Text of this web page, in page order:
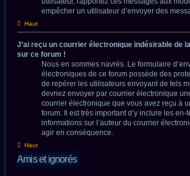
empêcher un utilisateur d’envoyer des
Haut
J’ai reçu un courrier électronique indésirable de
sur ce forum !
Nous en sommes navrés. Le formulaire
électroniques de ce forum possède des
de repérer les utilisateurs envoyant de tels
devriez envoyer par courrier électronique
courrier électronique que vous avez reçu à
forum. Il est très important d’y inclure les en-
informations sur l’auteur du courrier
agir en conséquence.
Haut
Amis et ignorés